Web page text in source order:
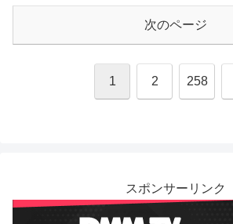
次のページ
1 2 258
スポンサーリンク